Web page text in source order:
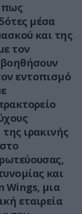
πως
μέσα
και της
τον
βοηθήσουν
εντοπισμό
ιρακινής
και
Wings, μια
εταιρεία